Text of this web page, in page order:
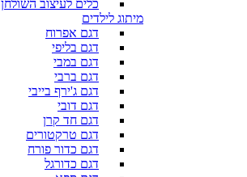
כלים לעיצוב השולחן
מיתוג לילדים
דגם אפרוח
דגם בליפי
דגם במבי
דגם ברבי
דגם ג'ירף בייבי
דגם דובי
דגם חד קרן
דגם טרקטורים
דגם כדור פורח
דגם כדורגל